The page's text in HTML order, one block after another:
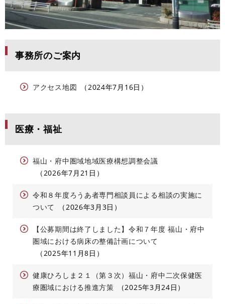
事務所のご案内
アクセス地図 2024年7月16日
医療・福祉
福山・府中圏域地域医療構想調整会議
2026年7月21日
令和８年度ろうあ者専門相談員による相談の実施に
ついて
2026年3月3日
【公募期間は終了しました】令和７年度 福山・府中
圏域における病床の整備計画について
2025年11月8日
健康ひろしま２１（第３次）福山・府中二次保健医
療圏域における推進方策
2025年3月24日